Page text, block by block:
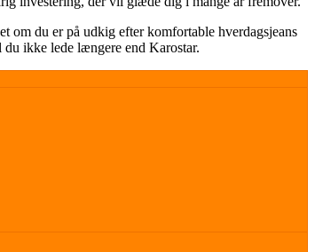
om du er på udkig efter komfortable hverdagsjeans
ikke lede længere end Karostar.